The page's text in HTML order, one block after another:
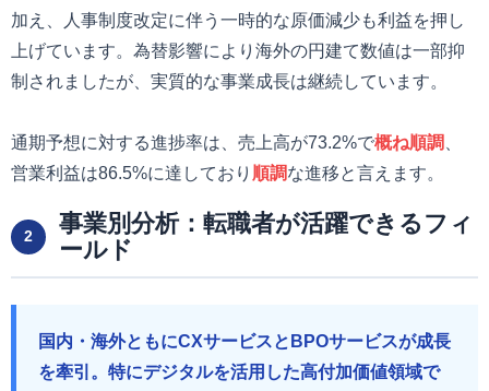
加え、人事制度改定に伴う一時的な原価減少も利益を押し
上げています。為替影響により海外の円建て数値は一部抑
制されましたが、実質的な事業成長は継続しています。
通期予想に対する進捗率は、売上高が73.2%で概ね順調
営業利益は86.5%に達しており 順調な進移と言えます。
2
事業別分析：転職者が活躍できるフィ
ールド
国内・海外ともにCXサービスとBPOサービスが成長
を牽引。特にデジタルを活用した高付加価値領域で